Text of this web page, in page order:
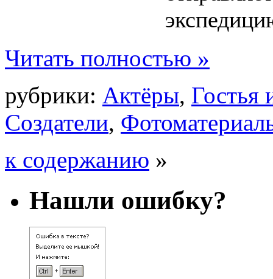
Читать полностью »
рубрики: Актёры, Гостья
Создатели,
к содержанию »
Нашли ошибку?